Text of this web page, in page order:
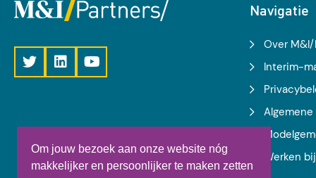
Om jouw bezoek aan onze website nóg
makkelijker en persoonlijker te maken zetten
Navigatie
Over
Interim-
Werken bij